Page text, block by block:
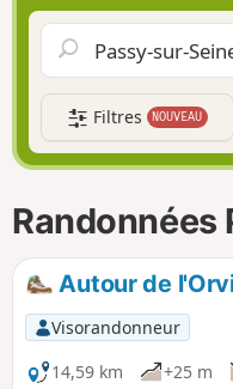
Filtres NOUVEAU
Autour de
Visorandonneur
14,59 km
+25 m